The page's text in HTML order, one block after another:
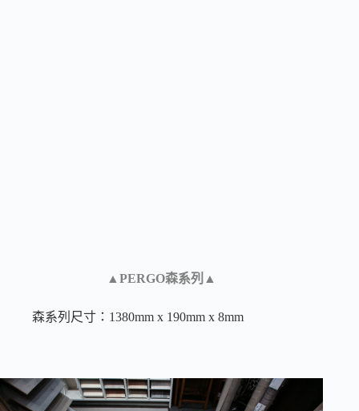
▲PERGO森系列▲
森系列尺寸：1380mm x 190mm x 8mm